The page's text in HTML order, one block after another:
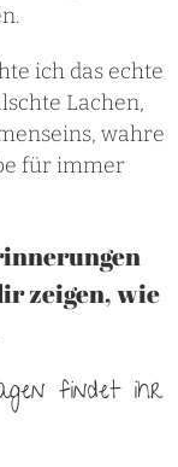
ich das echte
Lachen,
wahre
für immer
zeigen, wie
findet ihr